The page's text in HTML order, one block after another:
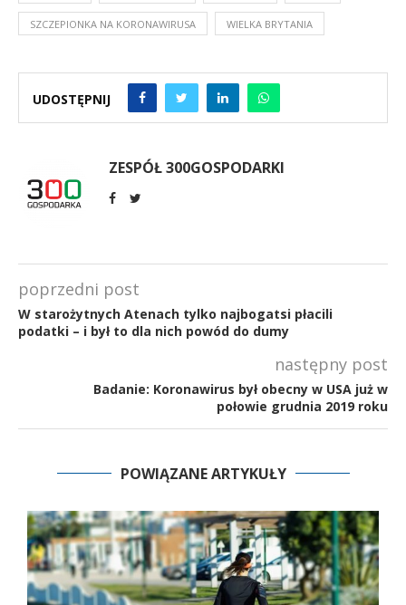
SZCZEPIONKA NA KORONAWIRUSA WIELKA BRYTANIA
UDOSTĘPNIJ
ZESPÓŁ 300GOSPODARKI
poprzedni post
W starożytnych Atenach tylko najbogatsi płacili
podatki – i był to dla nich powód do dumy
następny post
Badanie: Koronawirus był obecny w USA już w
połowie grudnia 2019 roku
POWIĄZANE ARTYKUŁY